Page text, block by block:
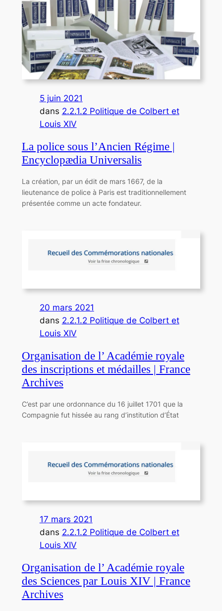
5 juin 2021
dans 2.2.1.2 Politique de Colbert et
Louis XIV
La police sous l’Ancien Régime |
Encyclopædia Universalis
La création, par un édit de mars 1667, de la
lieutenance de police à Paris est traditionnellement
présentée comme un acte fondateur.
20 mars 2021
dans 2.2.1.2 Politique de Colbert et
Louis XIV
Organisation de l’ Académie royale
des inscriptions et médailles | France
Archives
C’est par une ordonnance du 16 juillet 1701 que la
Compagnie fut hissée au rang d’institution d’État
17 mars 2021
dans 2.2.1.2 Politique de Colbert et
Louis XIV
Organisation de l’ Académie royale
des Sciences par Louis XIV | France
Archives